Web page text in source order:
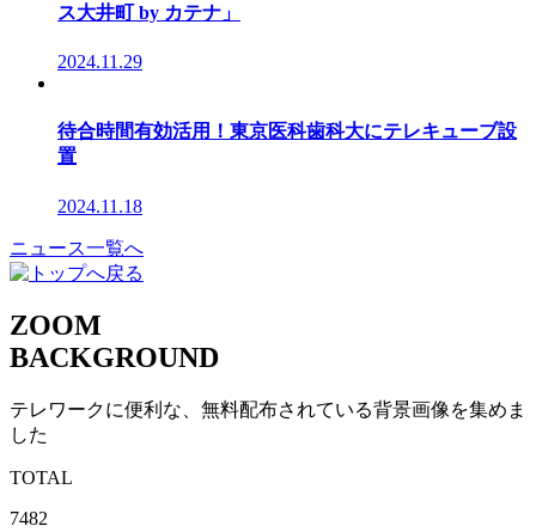
ス大井町 by カテナ」
2024.11.29
待合時間有効活用！東京医科歯科大にテレキューブ設
置
2024.11.18
ニュース一覧へ
ZOOM
BACKGROUND
テレワークに便利な、無料配布されている背景画像を集めま
した
TOTAL
7482